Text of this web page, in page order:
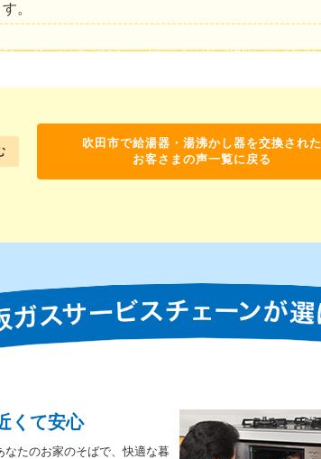
。
吹田市で給湯器・湯沸かし器を交換された
お客さまの声一覧に戻る
くて安心
なたのお家のそばで、快適な暮